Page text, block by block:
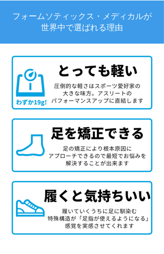
フォームソティックス・メディカルが
世界中で選ばれる理由